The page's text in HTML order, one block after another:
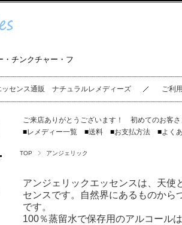
チンクチャー・フ
ッセンス通販 ナチュラルレメディーズ ご利
ご来店ありがとうございます！ 初めてのお客さ
■レメディー一覧 ■送料 ■お支払方法 ■よく
TOP アンジェリック
アンジェリックエッセンスは、天使
センスです。自然界にあるものから
です。
100％蒸留水で保存用のアルコール